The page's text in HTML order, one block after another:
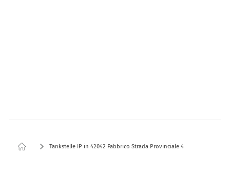
Tankstelle IP in 42042 Fabbrico Strada Provinciale 4